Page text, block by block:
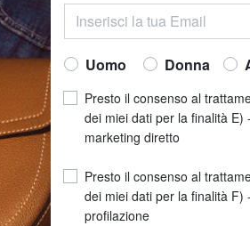
COLORE: bianco
Uomo Donna
Presto il consenso al
dei miei dati per la finalità E)
marketing diretto
Presto il consenso al
dei miei dati per la finalità F)
profilazione